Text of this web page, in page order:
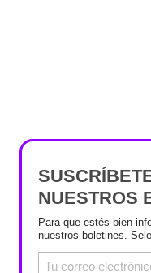
NUESTROS
Para que estés bien
nuestros boletines.